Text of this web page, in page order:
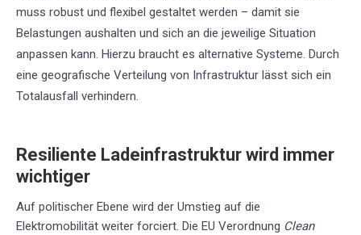
muss robust und flexibel gestaltet werden – damit sie
Belastungen aushalten und sich an die jeweilige Situation
anpassen kann. Hierzu braucht es alternative Systeme. Durch
eine geografische Verteilung von Infrastruktur lässt sich ein
Totalausfall verhindern.
Resiliente Ladeinfrastruktur wird immer
wichtiger
Auf politischer Ebene wird der Umstieg auf die
Elektromobilität weiter forciert. Die EU Verordnung Clean